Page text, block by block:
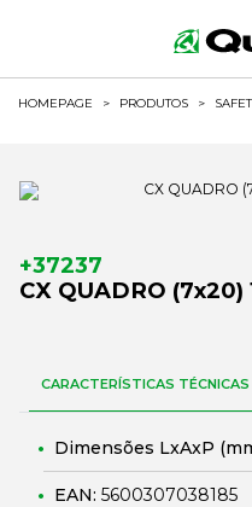
HOMEPAGE > PRODUTOS >
+37237
CX QUADRO
CARACTERÍSTICAS TÉCNICAS
Dimensões LxAxP
EAN: 5600307038185